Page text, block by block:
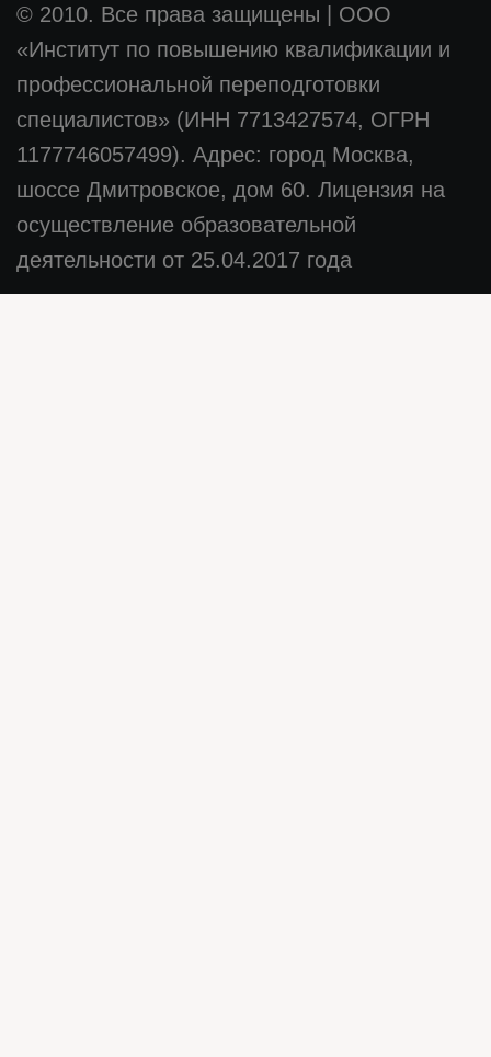
© 2010. Все права защищены
ООО
«Институт по повышению квалификации и
профессиональной переподготовки
специалистов» (ИНН 7713427574, ОГРН
1177746057499). Адрес: город Москва,
шоссе Дмитровское, дом 60. Лицензия на
осуществление образовательной
деятельности от 25.04.2017 года